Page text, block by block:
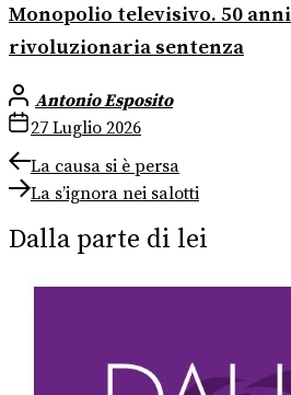
Monopolio televisivo. 50
rivoluzionaria sentenza
Antonio Esposito
27 Luglio 2026
Navigazione
articoli
Previous
post:
La causa si è persa
Next
La s’ignora nei salotti
Dalla parte di lei